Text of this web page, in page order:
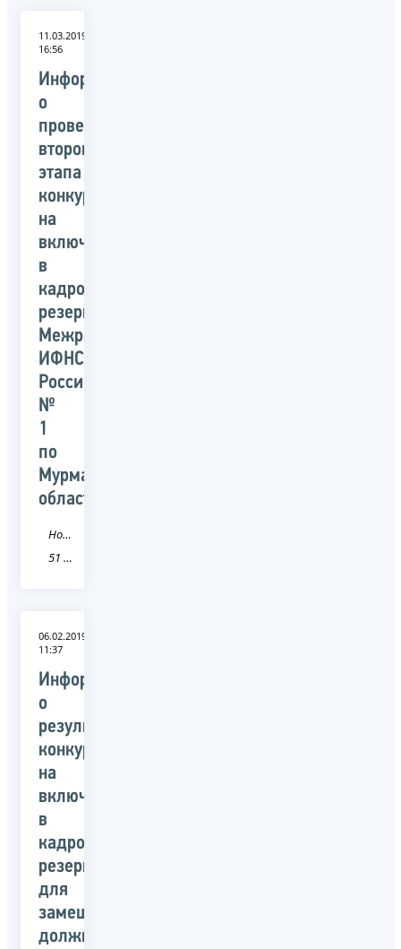
11.03.2019
16:56
Информация
о
проведении
второго
этапа
конкурса
на
включение
в
кадровый
резерв
Межрайонной
ИФНС
России
№
1
по
Мурманской
области
Новость
51 Мурманская область
06.02.2019
11:37
Информация
о
результатах
конкурса
на
включение
в
кадровый
резерв
для
замещения
должностей